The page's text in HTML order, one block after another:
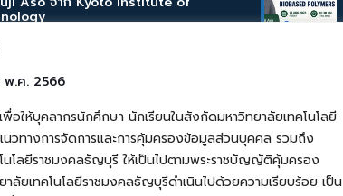
พ.ศ. 2566
บุคลากรนักศึกษา นักเรียนในสังกัดมหาวิทยาลัยเทคโนโลยี
วทางการจัดการและการคุ้มครองข้อมูลส่วนบุคคล รวมถึง
โลยีราชมงคลธัญบุรี ให้เป็นไปตามพระราชบัญญัติคุ้มครอง
ลัยเทคโนโลยีราชมงคลธัญบุรีดำเนินไปด้วยความเรียบร้อย เป็น
าคม 3, 2026
วกรรมศาสตร์ มทร.ธัญบุรี ขอเชิญฟัง
ยพิเศษด้านสิ่งแวดล้อมและการเกษตร โดย
Prof. Takahashi Katsuyuki จาก Iwate
าคม 3, 2026